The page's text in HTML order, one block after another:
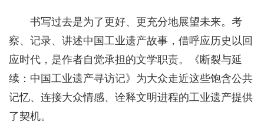
书写过去是为了更好、更充分地展望未来。考
察、记录、讲述中国工业遗产故事，借呼应历史以回
应时代，是作者自觉承担的文学职责。《断裂与延
续：中国工业遗产寻访记》为大众走近这些饱含公共
记忆、连接大众情感、诠释文明进程的工业遗产提供
了契机。